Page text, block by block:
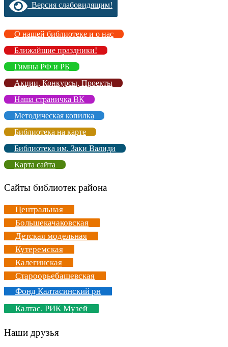
Версия слабовидящим!
О нашей библиотеке и о нас
Ближайшие праздники!
Гимны РФ и РБ
Акции, Конкурсы, Проекты
Наша страничка ВК
Методическая копилка
Библиотека на карте
Библиотека им. Заки Валиди
Карта сайта
Сайты библиотек района
Центральная
Большекачаковская
Детская модельная
Кутеремская
Калегинская
Староорьебашевская
Фонд Калтасинский рн
Калтас. РИК Музей
Наши друзья